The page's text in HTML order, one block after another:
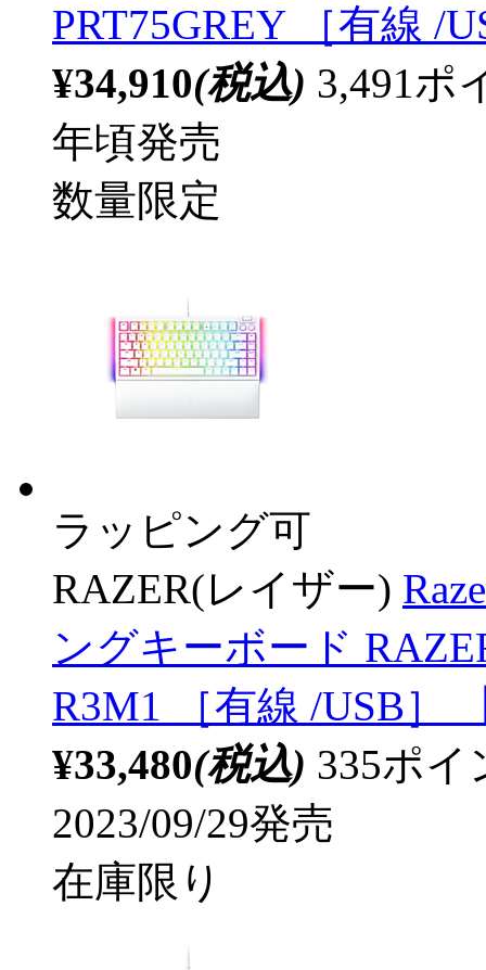
PRT75GREY ［有線 /
¥34,910(税込) 3,491ポ
年頃発売
数量限定
ラッピング可
RAZER(レイザー)
ングキーボード
R3M1 ［有線 /USB］
¥33,480(税込) 335ポ
2023/09/29発売
在庫限り